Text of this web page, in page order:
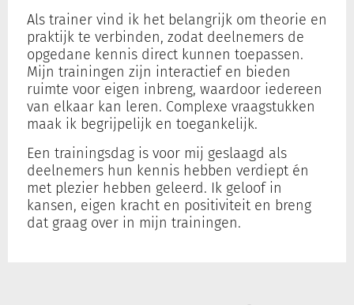
Registreren
Als trainer vind ik het belangrijk om theorie en
praktijk te verbinden, zodat deelnemers de
opgedane kennis direct kunnen toepassen.
Mijn trainingen zijn interactief en bieden
ruimte voor eigen inbreng, waardoor iedereen
van elkaar kan leren. Complexe vraagstukken
maak ik begrijpelijk en toegankelijk.
Een trainingsdag is voor mij geslaagd als
deelnemers hun kennis hebben verdiept én
met plezier hebben geleerd. Ik geloof in
kansen, eigen kracht en positiviteit en breng
dat graag over in mijn trainingen.